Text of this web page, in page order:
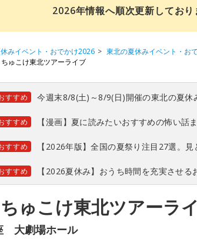
2026年情報へ順次更新してお
みイベント・おでかけ2026 東北の夏休みイベント・お
ちゅこけ東北ツアーライブ
すすめ 今週末8/8(土)～8/9(日)開催の東北の夏休
すすめ 【漫画】夏に読みたいおすすめの怖い話
すすめ 【2026年版】全国の夏祭り注目27選。見
すすめ 【2026夏休み】おうち時間を充実させ
ゅこけ東北ツアーラ
大劇場ホール